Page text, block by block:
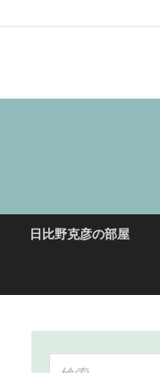
日比野克彦の部屋